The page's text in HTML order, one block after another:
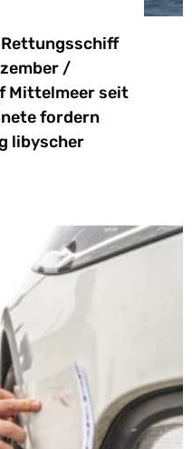
/
Mittelmeer seit
fordern
libyscher